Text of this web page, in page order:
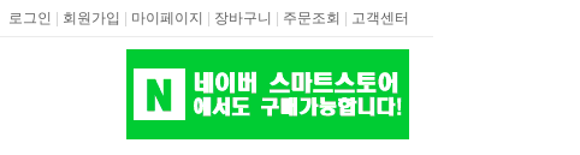
로그인 | 회원가입 | 마이페이지 | 장바구니 | 주문조회 | 고객센터